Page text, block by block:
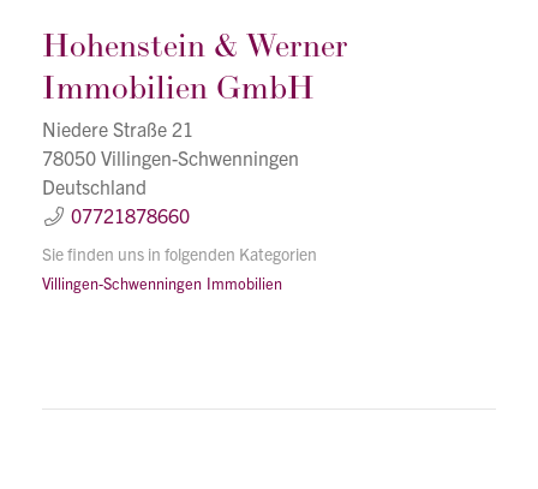
Hohenstein & Werner
Immobilien GmbH
Niedere Straße 21
78050 Villingen-Schwenningen
Deutschland
07721878660
Sie finden uns in folgenden Kategorien
Villingen-Schwenningen Immobilien